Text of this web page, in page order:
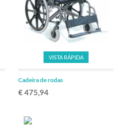
Cadeira de rodas
€ 475,94
VISTA RÁPIDA